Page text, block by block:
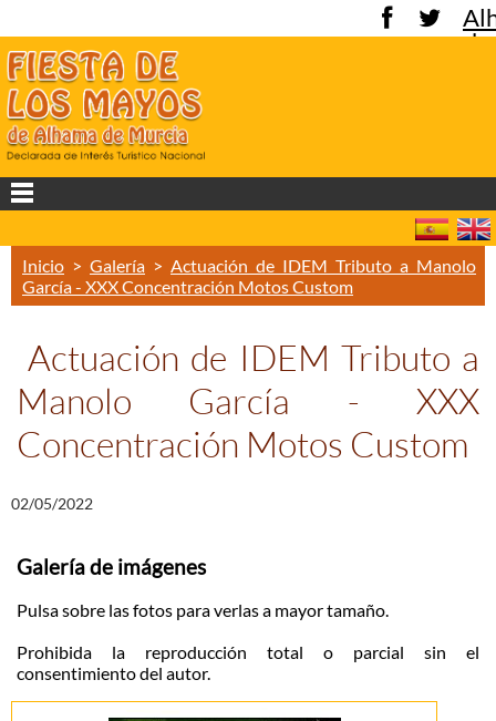
de
Inicio > Galería > Actuación de IDEM Tributo a Manolo
García - XXX Concentración Motos Custom
Actuación de IDEM Tributo a
Manolo García - XXX
Concentración Motos Custom
02/05/2022
Galería de imágenes
Pulsa sobre las fotos para verlas a mayor tamaño.
Prohibida la reproducción total o parcial sin el
consentimiento del autor.